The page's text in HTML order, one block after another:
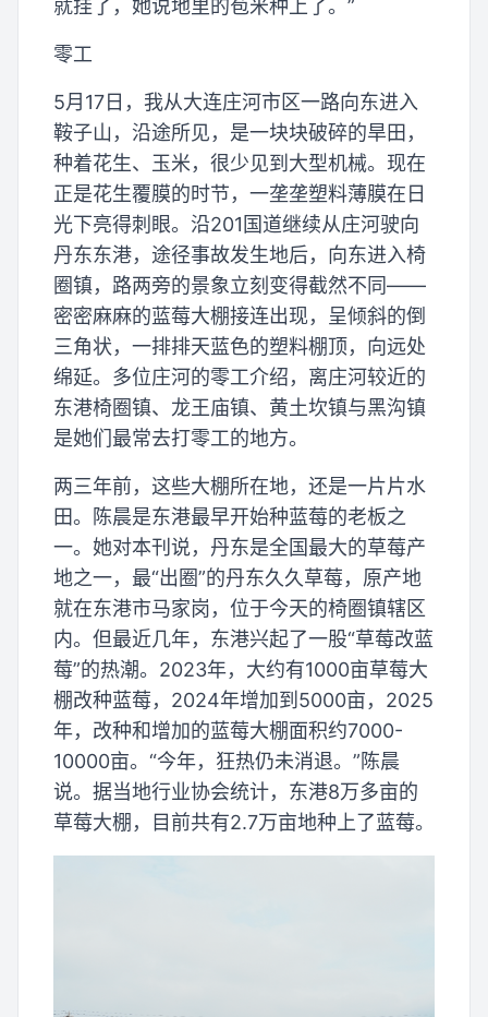
就挂了，她说地里的苞米种上了。”
零工
5月17日，我从大连庄河市区一路向东进入
鞍子山，沿途所见，是一块块破碎的旱田，
种着花生、玉米，很少见到大型机械。现在
正是花生覆膜的时节，一垄垄塑料薄膜在日
光下亮得刺眼。沿201国道继续从庄河驶向
丹东东港，途径事故发生地后，向东进入椅
圈镇，路两旁的景象立刻变得截然不同——
密密麻麻的蓝莓大棚接连出现，呈倾斜的倒
三角状，一排排天蓝色的塑料棚顶，向远处
绵延。多位庄河的零工介绍，离庄河较近的
东港椅圈镇、龙王庙镇、黄土坎镇与黑沟镇
是她们最常去打零工的地方。
两三年前，这些大棚所在地，还是一片片水
田。陈晨是东港最早开始种蓝莓的老板之
一。她对本刊说，丹东是全国最大的草莓产
地之一，最“出圈”的丹东久久草莓，原产地
就在东港市马家岗，位于今天的椅圈镇辖区
内。但最近几年，东港兴起了一股“草莓改蓝
莓”的热潮。2023年，大约有1000亩草莓大
棚改种蓝莓，2024年增加到5000亩，2025
年，改种和增加的蓝莓大棚面积约7000-
10000亩。“今年，狂热仍未消退。”陈晨
说。据当地行业协会统计，东港8万多亩的
草莓大棚，目前共有2.7万亩地种上了蓝莓。